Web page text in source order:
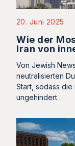
20. Juni 2025
Wie der
Iran von
Von Jewish
neutralisierten
Start, sodass
ungehindert…